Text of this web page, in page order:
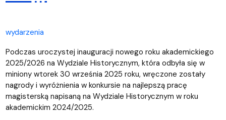
wydarzenia
Podczas uroczystej inauguracji nowego roku akademickiego
2025/2026 na Wydziale Historycznym, która odbyła się w
miniony wtorek 30 września 2025 roku, wręczone zostały
nagrody i wyróżnienia w konkursie na najlepszą pracę
magisterską napisaną na Wydziale Historycznym w roku
akademickim 2024/2025.